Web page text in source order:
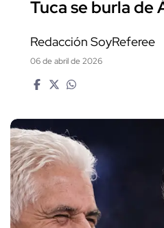
Tuca se burla de
Redacción SoyReferee
06 de abril de 2026